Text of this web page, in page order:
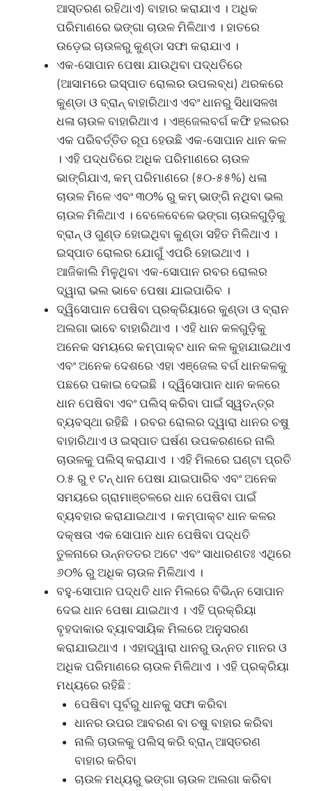
ଆସ୍ତରଣ ରହିଥାଏ) ବାହାର କରାଯାଏ । ଅଧିକ
ପରିମାଣରେ ଭଙ୍ଗା ଚାଉଳ ମିଳିଥାଏ । ହାତରେ
ଉଡ଼େଇ ଚାଉଳରୁ କୁଣ୍ଡା ସଫା କରାଯାଏ ।
ଏକ-ସୋପାନ ପେଷା ଯାଉଥିବା ପଦ୍ଧତିରେ
(ଆସାମରେ ଇସ୍ପାତ ରୋଲର ଉପଲବ୍ଧ) ଥରକରେ
କୁଣ୍ଡା ଓ ବ୍ରାନ୍ ବାହାରିଥାଏ ଏବଂ ଧାନରୁ ସିଧାସଳଖ
ଧଳା ଚାଉଳ ବାହାରିଥାଏ । ଏଞ୍ଜେଲବର୍ଗ କଫି ହଲରର
ଏକ ପରିବର୍ତ୍ତିତ ରୂପ ହେଉଛି ଏକ-ସୋପାନ ଧାନ କଳ
। ଏହି ପଦ୍ଧତିରେ ଅଧିକ ପରିମାଣରେ ଚାଉଳ
ଭାଙ୍ଗିଯାଏ, କମ୍ ପରିମାଣରେ (୫୦-୫୫%) ଧଳା
ଚାଉଳ ମିଳେ ଏବଂ ୩୦% ରୁ କମ୍ ଭାଙ୍ଗି ନଥିବା ଭଲ
ଚାଉଳ ମିଳିଥାଏ । ବେଳେବେଳେ ଭଙ୍ଗା ଚାଉଳଗୁଡ଼ିକୁ
ବ୍ରାନ୍ ଓ ଗୁଣ୍ଡ ହୋଇଥିବା କୁଣ୍ଡା ସହିତ ମିଳିଥାଏ ।
ଇସ୍ପାତ ରୋଲର ଯୋଗୁଁ ଏପରି ହୋଇଥାଏ ।
ଆଜିକାଲି ମିଳୁଥିବା ଏକ-ସୋପାନ ରବର ରୋଲର
ଦ୍ୱାରା ଭଲ ଭାବେ ପେଷା ଯାଇପାରିବ ।
ଦ୍ୱିସୋପାନ ପେଷିବା ପ୍ରକ୍ରିୟାରେ କୁଣ୍ଡା ଓ ବ୍ରାନ
ଅଲଗା ଭାବେ ବାହାରିଥାଏ । ଏହି ଧାନ କଳଗୁଡ଼ିକୁ
ଅନେକ ସମୟରେ କମ୍ପାକ୍ଟ ଧାନ କଳ କୁହାଯାଇଥାଏ
ଏବଂ ଅନେକ ଦେଶରେ ଏହା ଏଞ୍ଜେଲ ବର୍ଗ ଧାନକଳକୁ
ପଛରେ ପକାଇ ଦେଇଛି । ଦ୍ୱିସୋପାନ ଧାନ କଳରେ
ଧାନ ପେଷିବା ଏବଂ ପଲିସ୍ କରିବା ପାଇଁ ସ୍ୱତନ୍ତ୍ର
ବ୍ୟବସ୍ଥା ରହିଛି । ରବର ରୋଲର ଦ୍ୱାରା ଧାନର ଚଷୁ
ବାହାରିଥାଏ ଓ ଇସ୍ପାତ ଘର୍ଷଣ ଉପକରଣରେ ନାଲି
ଚାଉଳକୁ ପଲିସ୍ କରାଯାଏ । ଏହି ମିଲରେ ଘଣ୍ଟା ପ୍ରତି
୦.୫ ରୁ ୧ ଟନ୍ ଧାନ ପେଷା ଯାଇପାରିବ ଏବଂ ଅନେକ
ସମୟରେ ଗ୍ରାମାଞ୍ଚଳରେ ଧାନ ପେଷିବା ପାଇଁ
ବ୍ୟବହାର କରାଯାଇଥାଏ । କମ୍ପାକ୍ଟ ଧାନ କଳର
ଦକ୍ଷତା ଏକ ସୋପାନ ଧାନ ପେଷିବା ପଦ୍ଧତି
ତୁଳନାରେ ଉନ୍ନତତର ଅଟେ ଏବଂ ସାଧାରଣତଃ ଏଥିରେ
୬୦% ରୁ ଅଧିକ ଚାଉଳ ମିଳିଥାଏ ।
ବହୁ-ସୋପାନ ପଦ୍ଧତି ଧାନ ମିଲରେ ବିଭିନ୍ନ ସୋପାନ
ଦେଇ ଧାନ ପେଷା ଯାଇଥାଏ । ଏହି ପ୍ରକ୍ରିୟା
ବୃହଦାକାର ବ୍ୟାବସାୟିକ ମିଲରେ ଅନୁସରଣ
କରାଯାଇଥାଏ । ଏହାଦ୍ୱାରା ଧାନରୁ ଉନ୍ନତ ମାନର ଓ
ଅଧିକ ପରିମାଣରେ ଚାଉଳ ମିଳିଥାଏ । ଏହି ପ୍ରକ୍ରିୟା
ମଧ୍ୟରେ ରହିଛି :
ପେଷିବା ପୂର୍ବରୁ ଧାନକୁ ସଫା କରିବା
ଧାନର ଉପର ଆବରଣ ବା ଚଷୁ ବାହାର କରିବା
ନାଲି ଚାଉଳକୁ ପଲିସ୍ କରି ବ୍ରାନ୍ ଆସ୍ତରଣ
ବାହାର କରିବା
ଚାଉଳ ମଧ୍ୟରୁ ଭଙ୍ଗା ଚାଉଳ ଅଲଗା କରିବା